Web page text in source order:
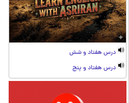
درس هفتاد و شش
درس هفتاد و پنج